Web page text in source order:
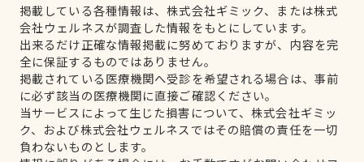
掲載している各種情報は、株式会社ギミック、または株式
会社ウェルネスが調査した情報をもとにしています。
出来るだけ正確な情報掲載に努めておりますが、内容を完
全に保証するものではありません。
掲載されている医療機関へ受診を希望される場合は、事前
に必ず該当の医療機関に直接ご確認ください。
当サービスによって生じた損害について、株式会社ギミッ
ク、および株式会社ウェルネスではその賠償の責任を一切
負わないものとします。